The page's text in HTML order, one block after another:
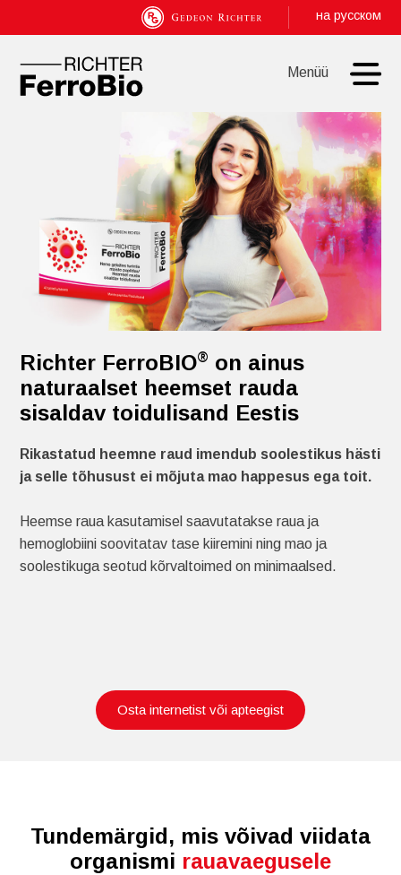
на русском
Menüü
Richter FerroBIO® on ainus
naturaalset heemset rauda
sisaldav toidulisand Eestis
Rikastatud heemne raud imendub soolestikus hästi
ja selle tõhusust ei mõjuta mao happesus ega toit.
Heemse raua kasutamisel saavutatakse raua ja
hemoglobiini soovitatav tase kiiremini ning mao ja
soolestikuga seotud kõrvaltoimed on minimaalsed.
Osta internetist või apteegist
Tundemärgid, mis võivad viidata
organismi rauavaegusele